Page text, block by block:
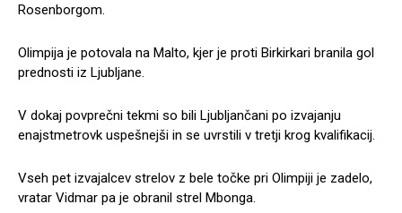
Rosenborgom.
Olimpija je potovala na Malto, kjer je proti Birkirkari branila gol
prednosti iz Ljubljane.
V dokaj povprečni tekmi so bili Ljubljančani po izvajanju
enajstmetrovk uspešnejši in se uvrstili v tretji krog kvalifikacij.
Vseh pet izvajalcev strelov z bele točke pri Olimpiji je zadelo,
vratar Vidmar pa je obranil strel Mbonga.